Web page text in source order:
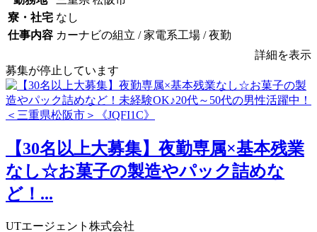
寮・社宅 なし
仕事内容 カーナビの組立 / 家電系工場 / 夜勤
詳細を表示
募集が停止しています
【30名以上大募集】夜勤専属×基本残業
なし☆お菓子の製造やパック詰めな
ど！...
UTエージェント株式会社